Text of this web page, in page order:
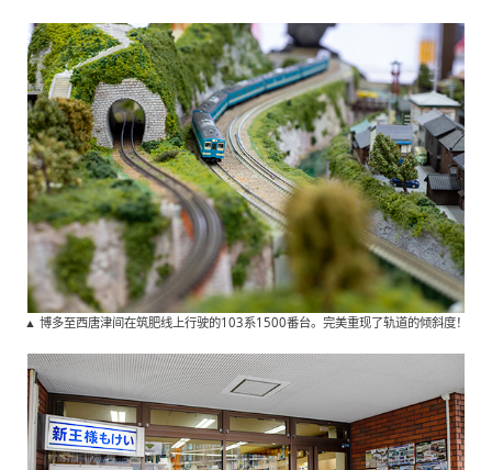
▲ 博多至西唐津间在筑肥线上行驶的103系1500番台。完美重现了轨道的倾斜度！